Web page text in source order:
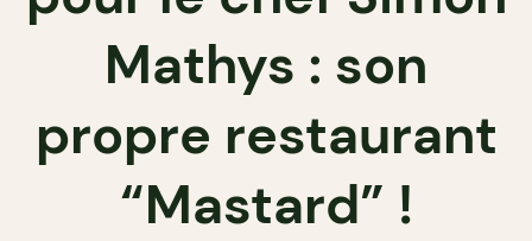
Mathys : son
propre restaurant
“Mastard” !